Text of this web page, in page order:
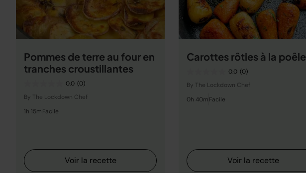
Pommes de terre au four en
tranches croustillantes
0.0 (0)
By The Lockdown Chef
1h 15mFacile
Voir la recette
Carottes rôties à la poêle
0.0 (0)
By The Lockdown Chef
0h 40mFacile
Voir la recette